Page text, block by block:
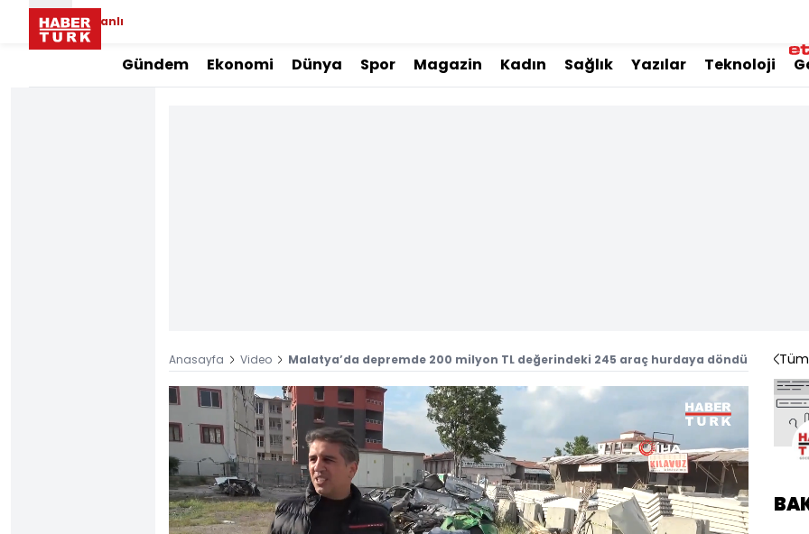
Canlı
Gündem Ekonomi Dünya Spor Magazin Kadın Sağlık Yazılar Teknoloji
Anasayfa Video Malatya’da depremde 200 milyon TL değerindeki 245 araç hurdaya döndü